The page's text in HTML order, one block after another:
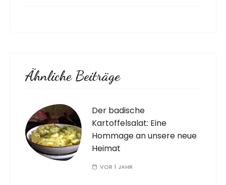
Ähnliche Beiträge
Der badische
Kartoffelsalat: Eine
Hommage an unsere neue
Heimat
VOR 1 JAHR